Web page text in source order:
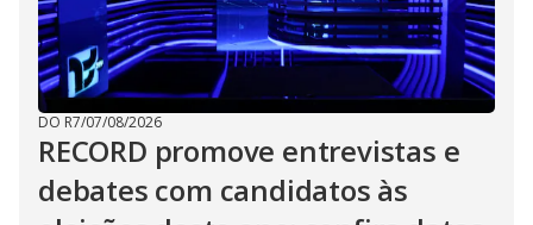
DO R7/07/08/2026
RECORD promove entrevistas e
debates com candidatos às